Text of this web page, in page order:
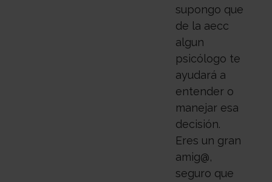
supongo que
de la aecc
algun
psicólogo te
ayudará a
entender o
manejar esa
decisión.
Eres un gran
amig@,
seguro que